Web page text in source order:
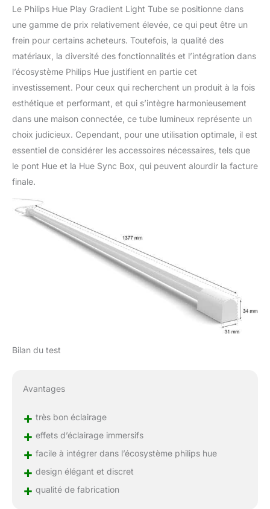
Le Philips Hue Play Gradient Light Tube se positionne dans
une gamme de prix relativement élevée, ce qui peut être un
frein pour certains acheteurs. Toutefois, la qualité des
matériaux, la diversité des fonctionnalités et l’intégration dans
l’écosystème Philips Hue justifient en partie cet
investissement. Pour ceux qui recherchent un produit à la fois
esthétique et performant, et qui s’intègre harmonieusement
dans une maison connectée, ce tube lumineux représente un
choix judicieux. Cependant, pour une utilisation optimale, il est
essentiel de considérer les accessoires nécessaires, tels que
le pont Hue et la Hue Sync Box, qui peuvent alourdir la facture
finale.
Bilan du test
Avantages
+ très bon éclairage
+ effets d’éclairage immersifs
+ facile à intégrer dans l’écosystème philips hue
+ design élégant et discret
+ qualité de fabrication